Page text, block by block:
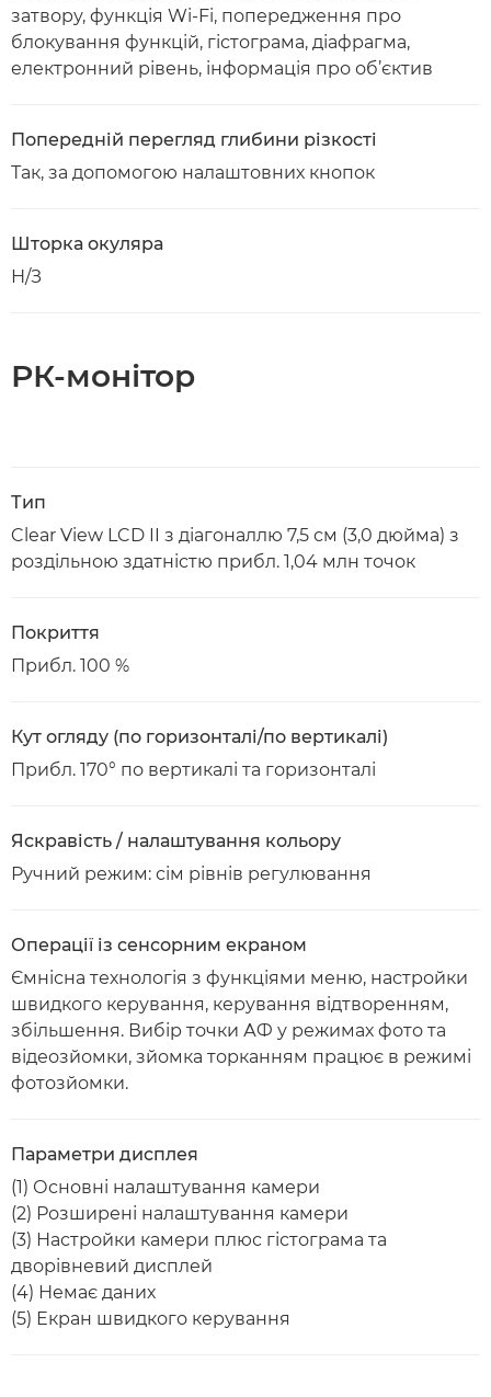
затвору, функція Wi-Fi, попередження про
блокування функцій, гістограма, діафрагма,
електронний рівень, інформація про об’єктив
Попередній перегляд глибини різкості
Так, за допомогою налаштовних кнопок
Шторка окуляра
Н/З
РК-монітор
Тип
Clear View LCD II з діагоналлю 7,5 см (3,0 дюйма) з
роздільною здатністю прибл. 1,04 млн точок
Покриття
Прибл. 100 %
Кут огляду (по горизонталі/по вертикалі)
Прибл. 170° по вертикалі та горизонталі
Яскравість / налаштування кольору
Ручний режим: сім рівнів регулювання
Операції із сенсорним екраном
Ємнісна технологія з функціями меню, настройки
швидкого керування, керування відтворенням,
збільшення. Вибір точки АФ у режимах фото та
відеозйомки, зйомка торканням працює в режимі
фотозйомки.
Параметри дисплея
(1) Основні налаштування камери
(2) Розширені налаштування камери
(3) Настройки камери плюс гістограма та
дворівневий дисплей
(4) Немає даних
(5) Екран швидкого керування